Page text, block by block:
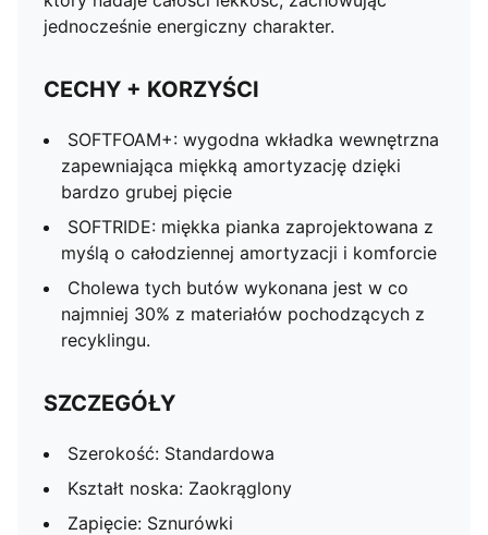
jednocześnie energiczny charakter.
CECHY + KORZYŚCI
SOFTFOAM+: wygodna wkładka wewnętrzna
zapewniająca miękką amortyzację dzięki
bardzo grubej pięcie
SOFTRIDE: miękka pianka zaprojektowana z
myślą o całodziennej amortyzacji i komforcie
Cholewa tych butów wykonana jest w co
najmniej 30% z materiałów pochodzących z
recyklingu.
SZCZEGÓŁY
Szerokość: Standardowa
Kształt noska: Zaokrąglony
Zapięcie: Sznurówki